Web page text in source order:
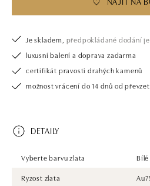
Je skladem, předpokládané dodání je
luxusní balení a doprava zadarma
certifikát pravosti drahých kamenů
možnost vrácení do 14 dnů od
DETAILY
Vyberte barvu zlata
Bílé
Ryzost zlata